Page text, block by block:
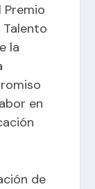
Premio
Talento
la
en
de